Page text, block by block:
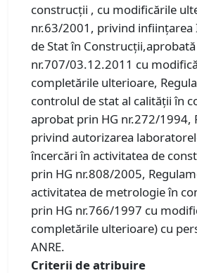
construcții , cu modificările
nr.63/2001, privind
de Stat în
nr.707/03.12.2011 cu
completările ulterioare,
controlul de stat al calității în
aprobat prin HG nr.272/1994,
privind autorizarea
încercări în activitatea de
prin HG nr.808/2005,
activitatea de metrologie în
prin HG nr.766/1997 cu
completările ulterioare) cu
ANRE.
Criterii de atribuire